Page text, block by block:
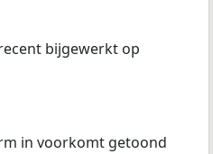
bijgewerkt op
in voorkomt getoond